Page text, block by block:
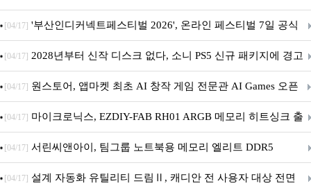
퍼 대기
[04/17] '부산인디커넥트페스티벌 2026', 온라인 페스티벌 7일 공식
개막... 22일간 진행
[04/17] 2028년부터 신작 디스크 없다, 소니 PS5 신규 패키지에 경고
문 추가
[04/17] 원스토어, 앱마켓 최초 AI 창작 게임 전문관 AI Games 오픈
[04/17] 마이크로닉스, EZDIY-FAB RH01 ARGB 메모리 히트싱크 출
시
[04/17] 서린씨앤아이, 팀그룹 노트북용 메모리 엘리트 DDR5
5600MHz 16GB 출시
[04/17] 설계 자동화 유틸리티 드림Ⅱ, 캐디안 전 사용자 대상 전면